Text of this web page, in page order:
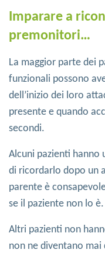
Imparare a
premonitori…
La maggior parte dei
funzionali possono
dell’inizio dei loro
presente e quando
secondi.
Alcuni pazienti hanno
di ricordarlo dopo un
parente è
se il paziente non lo è.
Altri pazienti non
non ne diventano mai